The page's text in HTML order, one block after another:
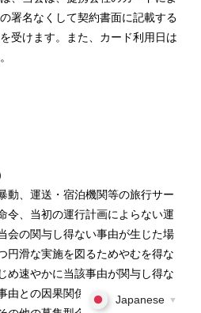
署名なくして契約書面に記載する
受けます。また、カード利用日は
動、運送・宿泊機関等の旅行サー
令、当初の運行計画によらない運
会の関与し得ない事由が生じた場
円滑な実施を図るためやむを得な
め速やかに当該事由が関与し得な
由との因果関係を説明して、旅行
Japanese ▼